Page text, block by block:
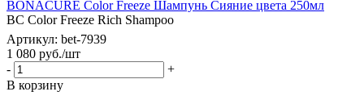
BONACURE Color Freeze Шампунь Сияние цвета 250мл
BC Color Freeze Rich Shampoo
Артикул: bet-7939
1 080 руб./шт
-
+
В корзину